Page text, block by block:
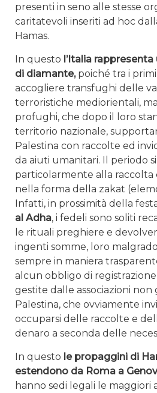
presenti in seno alle stesse
caritatevoli inseriti ad hoc
Hamas.
In questo l’Italia
di diamante,poiché tra i
accogliere transfughi delle
terroristiche mediorientali,
profughi, che dopo il loro
territorio nazionale,
Palestina con raccolte ed
da aiuti umanitari. Il periodo
particolarmente alla raccolta
nella forma della zakat
Infatti, in prossimità della
al Adha, i fedeli sono soliti
le rituali preghiere e
ingenti somme, loro
sempre in maniera
alcun obbligo di
gestite dalle associazioni
Palestina, che ovviamente
occuparsi delle raccolte e
denaro a seconda delle
In questo le propaggini di
estendono da Roma a
hanno sedi legali le maggiori